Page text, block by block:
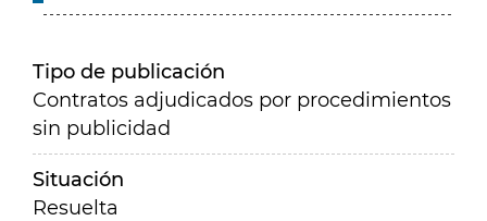
Tipo de publicación
Contratos adjudicados por procedimientos
sin publicidad
Situación
Resuelta